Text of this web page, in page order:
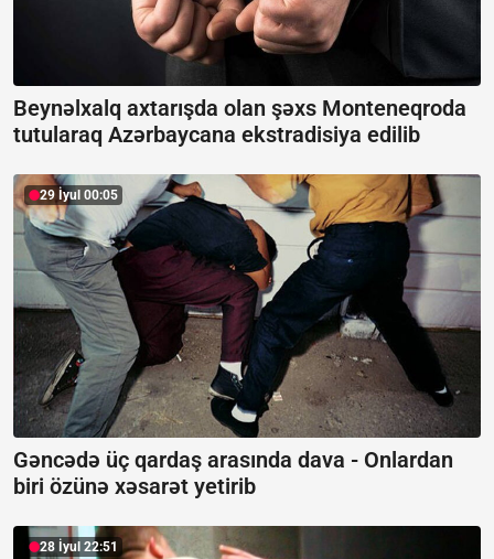
Beynəlxalq axtarışda olan şəxs Monteneqroda
tutularaq Azərbaycana ekstradisiya edilib
29 İyul 00:05
Gəncədə üç qardaş arasında dava - Onlardan
biri özünə xəsarət yetirib
28 İyul 22:51